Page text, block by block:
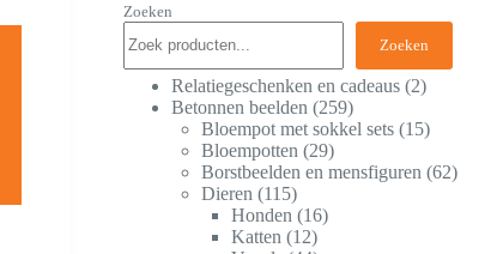
Zoeken
Zoeken
Relatiegeschenken en cadeaus 2
Betonnen beelden
259
Bloempot met sokkel sets 15
Bloempotten
29
Borstbeelden en mensfiguren
62
Dieren
115
Honden
16
Katten
12